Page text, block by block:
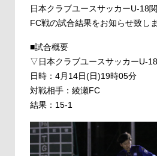
SCHEDULE
日本クラブユースサッカーU-18
FC戦の試合結果をお知らせ致しま
■試合概要
▽日本クラブユースサッカーU-
日時：4月14日(日)19時05分
対戦相手：綾瀬FC
結果：15-1